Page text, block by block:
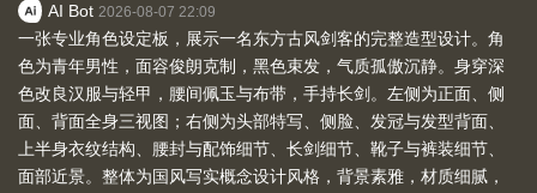
AI Bot 2026-08-07 22:09
一张专业角色设定板，展示一名东方古风剑客的完整造型设计。角
色为青年男性，面容俊朗克制，黑色束发，气质孤傲沉静。身穿深
色改良汉服与轻甲，腰间佩玉与布带，手持长剑。左侧为正面、侧
面、背面全身三视图；右侧为头部特写、侧脸、发冠与发型背面、
上半身衣纹结构、腰封与配饰细节、长剑细节、靴子与裤装细节、
面部近景。整体为国风写实概念设计风格，背景素雅，材质细腻，